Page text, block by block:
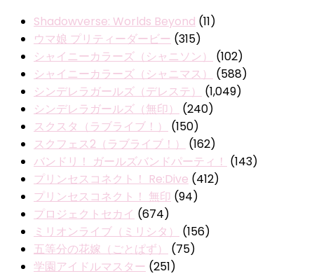
Shadowverse: Worlds Beyond (11)
ウマ娘 プリティーダービー (315)
シャイニーカラーズ（シャニソン）
(102)
シャイニーカラーズ（シャニマス）
(588)
シンデレラガールズ（デレステ）
(1,049)
シンデレラガールズ（無印）
(240)
スクスタ（ラブライブ！）
(150)
スクフェス2（ラブライブ！）
(162)
バンドリ！ ガールズバンドパーティ！ (143)
プリンセスコネクト！ Re:Dive (412)
プリンセスコネクト！ 無印 (94)
プロジェクトセカイ (674)
ミリオンライブ（ミリシタ）
(156)
五等分の花嫁（ごとぱず）
(75)
学園アイドルマスター (251)